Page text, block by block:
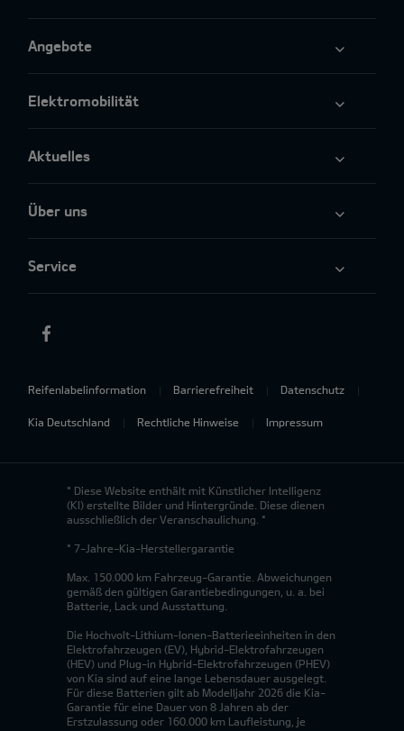
Angebote
Elektromobilität
Aktuelles
Über uns
Service
Reifenlabelinformation Barrierefreiheit Datenschutz
Kia Deutschland Rechtliche Hinweise Impressum
* Diese Website enthält mit Künstlicher Intelligenz
(KI) erstellte Bilder und Hintergründe. Diese dienen
ausschließlich der Veranschaulichung. *
* 7-Jahre-Kia-Herstellergarantie
Max. 150.000 km Fahrzeug-Garantie. Abweichungen
gemäß den gültigen Garantiebedingungen, u. a. bei
Batterie, Lack und Ausstattung.
Die Hochvolt-Lithium-Ionen-Batterieeinheiten in den
Elektrofahrzeugen (EV), Hybrid-Elektrofahrzeugen
(HEV) und Plug-in Hybrid-Elektrofahrzeugen (PHEV)
von Kia sind auf eine lange Lebensdauer ausgelegt.
Für diese Batterien gilt ab Modelljahr 2026 die Kia-
Garantie für eine Dauer von 8 Jahren ab der
Erstzulassung oder 160.000 km Laufleistung, je